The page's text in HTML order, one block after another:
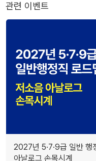
관련 이벤트
2027년 5·7·9급 일반 행
아날로그 손목시계